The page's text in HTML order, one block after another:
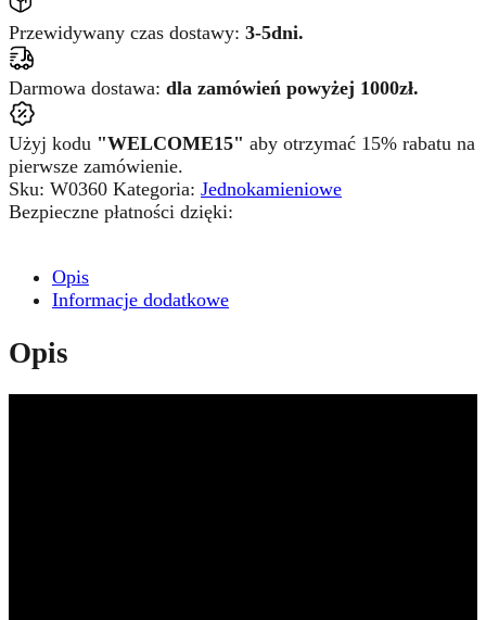
Przewidywany czas dostawy: 3-5dni.
Darmowa dostawa: dla zamówień powyżej 1000zł.
Użyj kodu "WELCOME15" aby otrzymać 15% rabatu na
pierwsze zamówienie.
Sku: W0360 Kategoria: Jednokamieniowe
Bezpieczne płatności dzięki:
Opis
Informacje dodatkowe
Opis